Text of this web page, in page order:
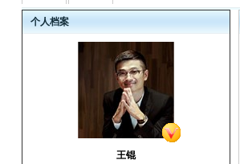
个人档案
王锟